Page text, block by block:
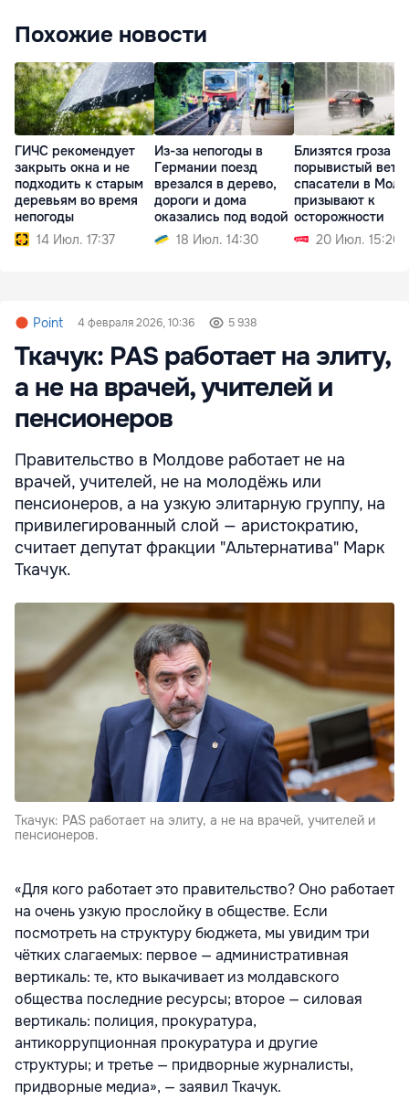
Похожие новости
ГИЧС рекомендует
закрыть окна и не
подходить к старым
деревьям во время
непогоды
14 Июл. 17:37
Из-за непогоды в
Германии поезд
врезался в дерево,
дороги и дома
оказались под водой
18 Июл. 14:30
Близятся гроза и
порывистый
спасатели в
призывают к
осторожности
20 Июл. 15:20
Point 4 февраля 2026, 10:36 5 938
Ткачук: PAS работает на элиту,
а не на врачей, учителей и
пенсионеров
Правительство в Молдове работает не на
врачей, учителей, не на молодёжь или
пенсионеров, а на узкую элитарную группу, на
привилегированный слой — аристократию,
считает депутат фракции "Альтернатива" Марк
Ткачук.
Ткачук: PAS работает на элиту, а не на врачей, учителей и
пенсионеров.
«Для кого работает это правительство? Оно работает
на очень узкую прослойку в обществе. Если
посмотреть на структуру бюджета, мы увидим три
чётких слагаемых: первое — административная
вертикаль: те, кто выкачивает из молдавского
общества последние ресурсы; второе — силовая
вертикаль: полиция, прокуратура,
антикоррупционная прокуратура и другие
структуры; и третье — придворные журналисты,
придворные медиа», — заявил Ткачук.